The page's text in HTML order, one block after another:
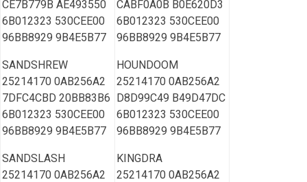
CE7B779B AE493550
6B012323 530CEE00
96BB8929 9B4E5B77
SANDSHREW
25214170 0AB256A2
7DFC4CBD 20BB83B6
6B012323 530CEE00
96BB8929 9B4E5B77
SANDSLASH
25214170 0AB256A2
CABF0A0B B0E620D3
6B012323 530CEE00
96BB8929 9B4E5B77
HOUNDOOM
25214170 0AB256A2
D8D99C49 B49D47DC
6B012323 530CEE00
96BB8929 9B4E5B77
KINGDRA
25214170 0AB256A2